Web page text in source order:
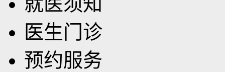
医生门诊
预约服务